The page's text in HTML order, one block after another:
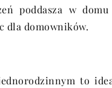
poddasza w
dla domowników.
to